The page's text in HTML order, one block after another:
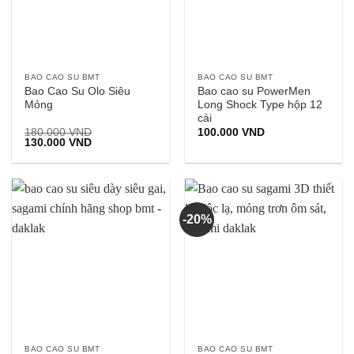
BAO CAO SU BMT
Bao Cao Su Olo Siêu
Mỏng
180.000VND
Giá
là:
130.000VNDGiá
tại
130.000 VND.
BAO CAO SU BMT
Bao cao su PowerMen
Long Shock Type hộp 12
cái
100.000VND
BAO CAO SU BMT
-20%
BAO CAO SU BMT